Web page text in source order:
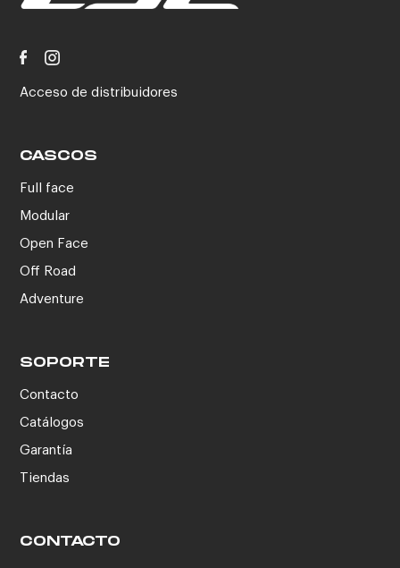
Acceso de distribuidores
CASCOS
Full face
Modular
Open Face
Off Road
Adventure
SOPORTE
Contacto
Catálogos
Garantía
Tiendas
CONTACTO